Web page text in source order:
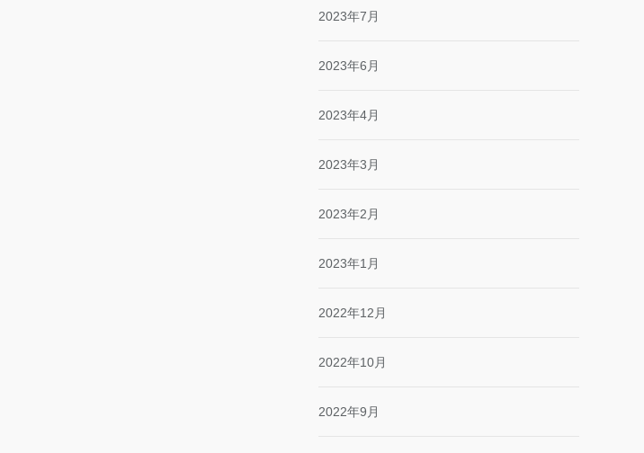
2023年7月
2023年6月
2023年4月
2023年3月
2023年2月
2023年1月
2022年12月
2022年10月
2022年9月